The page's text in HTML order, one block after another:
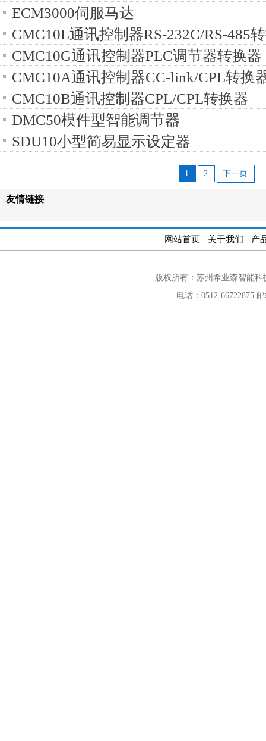
ECM3000伺服马达
CMC10L通讯控制器RS-232C/RS-485
CMC10G通讯控制器PLC调节器转换器
CMC10A通讯控制器CC-link/CPL转换
CMC10B通讯控制器CPL/CPL转换器
DMC50模件型智能调节器
SDU10小型简易显示设定器
1 2 下一页
友情链接
网站首页 - 关于我们 - 产
版权所有：苏州希业森智能
电话：0512-66722875